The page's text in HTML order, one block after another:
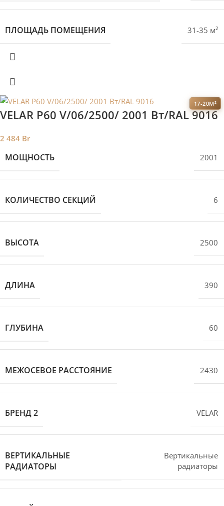
ПЛОЩАДЬ ПОМЕЩЕНИЯ 31-35 м²
17-20М²
VELAR P60 V/06/2500/ 2001 Bт/RAL 9016
2 484 Br
МОЩНОСТЬ 2001
КОЛИЧЕСТВО СЕКЦИЙ 6
ВЫСОТА 2500
ДЛИНА 390
ГЛУБИНА 60
МЕЖОСЕВОЕ РАССТОЯНИЕ 2430
БРЕНД 2 VELAR
ВЕРТИКАЛЬНЫЕ
РАДИАТОРЫ
Вертикальные
радиаторы